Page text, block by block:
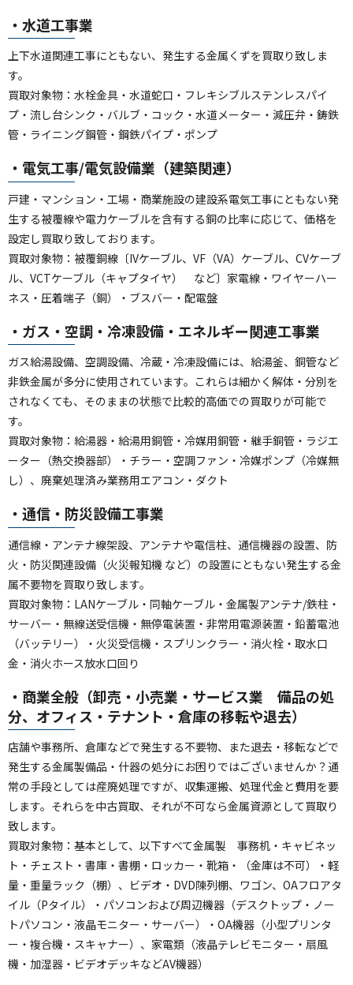
・水道工事業
上下水道関連工事にともない、発生する金属くずを買取り致しま
す。
買取対象物：水栓金具・水道蛇口・フレキシブルステンレスパイ
プ・流し台シンク・バルブ・コック・水道メーター・減圧弁・鋳鉄
管・ライニング鋼管・鋼鉄パイプ・ポンプ
・電気工事/電気設備業（建築関連）
戸建・マンション・工場・商業施設の建設系電気工事にともない発
生する被覆線や電力ケーブルを含有する銅の比率に応じて、価格を
設定し買取り致しております。
買取対象物：被覆銅線〔IVケーブル、VF（VA）ケーブル、CVケーブ
ル、VCTケーブル（キャプタイヤ） など〕家電線・ワイヤーハー
ネス・圧着端子（銅）・ブスバー・配電盤
・ガス・空調・冷凍設備・エネルギー関連工事業
ガス給湯設備、空調設備、冷蔵・冷凍設備には、給湯釜、銅管など
非鉄金属が多分に使用されています。これらは細かく解体・分別を
されなくても、そのままの状態で比較的高価での買取りが可能で
す。
買取対象物：給湯器・給湯用銅管・冷媒用銅管・継手銅管・ラジエ
ーター（熱交換器部）・チラー・空調ファン・冷媒ポンプ（冷媒無
し）、廃棄処理済み業務用エアコン・ダクト
・通信・防災設備工事業
通信線・アンテナ線架設、アンテナや電信柱、通信機器の設置、防
火・防災関連設備（火災報知機 など）の設置にともない発生する金
属不要物を買取り致します。
買取対象物：LANケーブル・同軸ケーブル・金属製アンテナ/鉄柱・
サーバー・無線送受信機・無停電装置・非常用電源装置・鉛蓄電池
（バッテリー）・火災受信機・スプリンクラー・消火栓・取水口
金・消火ホース放水口回り
・商業全般（卸売・小売業・サービス業 備品の処
分、オフィス・テナント・倉庫の移転や退去）
店舗や事務所、倉庫などで発生する不要物、また退去・移転などで
発生する金属製備品・什器の処分にお困りではございませんか？通
常の手段としては産廃処理ですが、収集運搬、処理代金と費用を要
します。それらを中古買取、それが不可なら金属資源として買取り
致します。
買取対象物：基本として、以下すべて金属製 事務机・キャビネッ
ト・チェスト・書庫・書棚・ロッカー・靴箱・（金庫は不可）・軽
量・重量ラック（棚）、ビデオ・DVD陳列棚、ワゴン、OAフロアタ
イル（Pタイル）・パソコンおよび周辺機器（デスクトップ・ノー
トパソコン・液晶モニター・サーバー）・OA機器（小型プリンタ
ー・複合機・スキャナー）、家電類（液晶テレビモニター・扇風
機・加湿器・ビデオデッキなどAV機器）